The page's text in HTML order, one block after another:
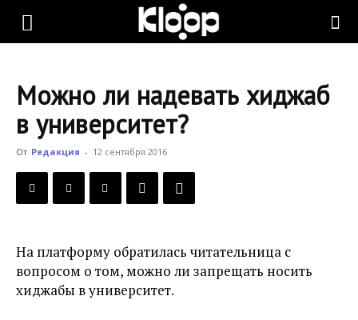
KLOOP.KG
Новости
Можно ли надевать хиджаб
в университет?
От Редакция - 12 сентября 2016
На платформу обратилась читательница с
вопросом о том, можно ли запрещать носить
хиджабы в университет.